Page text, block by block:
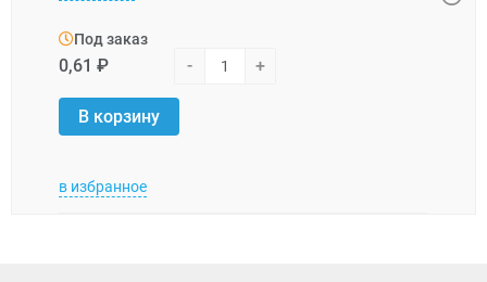
Под заказ
0,61 ₽ - +
В корзину
в избранное